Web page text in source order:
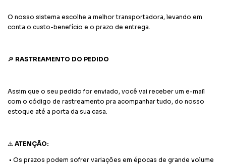
O nosso sistema escolhe a melhor transportadora, levando em
conta o custo-benefício e o prazo de entrega.
🔎 RASTREAMENTO DO PEDIDO
Assim que o seu pedido for enviado, você vai receber um e-mail
com o código de rastreamento pra acompanhar tudo, do nosso
estoque até a porta da sua casa.
⚠️ ATENÇÃO:
• Os prazos podem sofrer variações em épocas de grande volume